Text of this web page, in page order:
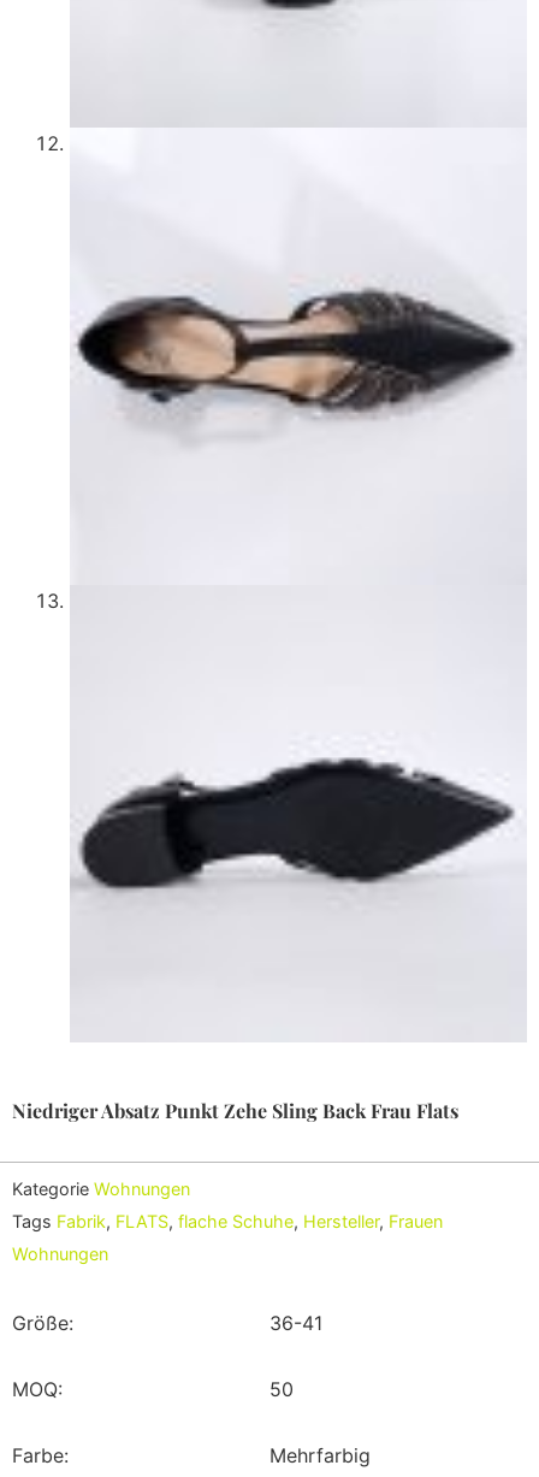
Niedriger Absatz Punkt Zehe Sling Back Frau Flats
Kategorie Wohnungen
Tags Fabrik, FLATS, flache Schuhe, Hersteller, Frauen
Wohnungen
Größe: 36-41
MOQ: 50
Farbe: Mehrfarbig